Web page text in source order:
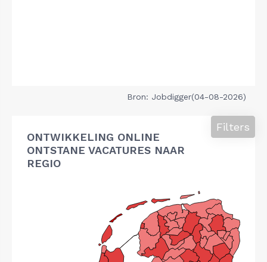
Bron: Jobdigger(04-08-2026)
ONTWIKKELING ONLINE
ONTSTANE VACATURES NAAR
REGIO
Filters